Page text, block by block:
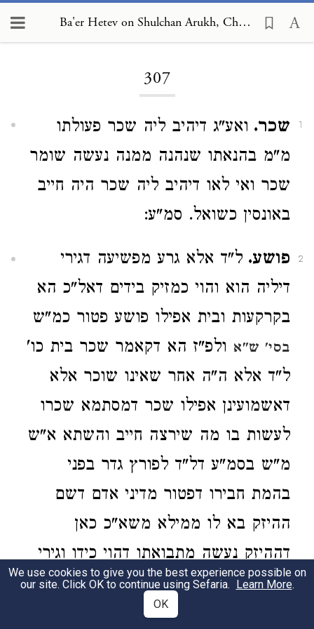
Ba'er Hetev on Shulchan Arukh, Choshen Mishpat 307
307
1 שכר. ואע"ג דיהיב ליה שכר פעולתו
מ"מ בהנאתו שנהנה ממנה נעשה שומר
שכר ואי לאו דיהיב ליה שכר היה חייב
באונסין כשואל. סמ"ע:
2 פושע. ל"ד אלא גרע מפשיעה דגירי
דיליה הוא והוי כמזיק בידים דאל"כ הא
בקרקעות ובית אפילו פושע פטור כמ"ש
בסי' ש"א ולפ"ז הא דקאמר שכר בית כו'
ל"ד אלא ה"ה אחר שאינו שוכר אלא
דאשמועינן אפילו שכר דמסתמא שכרו
לעשות בו מה שירצה חייב והשתא א"ש
מ"ש בסמ"ע דל"ד לפורץ גדר בפני
בהמת חבירו דפטור מדיני אדם דשם
ההיזק בא לו ממילא משא"כ כאן
דההיזק נעשה מתבואתו דהוי כידו וגירי
דיליה עיין בתשובת רשד"ם סי' רס"ווסי'
ושע"ב. ש"ך:
We use cookies to give you the best experience possible on
our site. Click OK to continue using Sefaria. Learn More.
OK